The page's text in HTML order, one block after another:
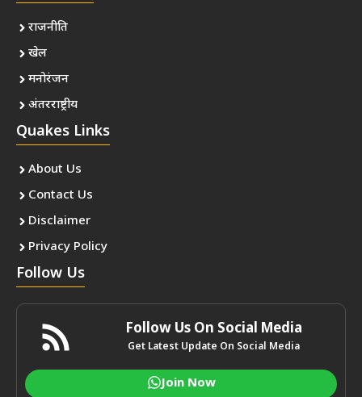
राजनीति
खेल
मनोरंजन
अंतरराष्ट्रीय
Quakes Links
About Us
Contact Us
Disclaimer
Privacy Policy
Follow Us
Follow Us On Social Media
Get Latest Update On Social Media
Join Now